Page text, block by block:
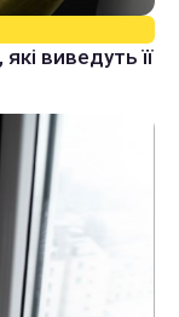
виведуть її